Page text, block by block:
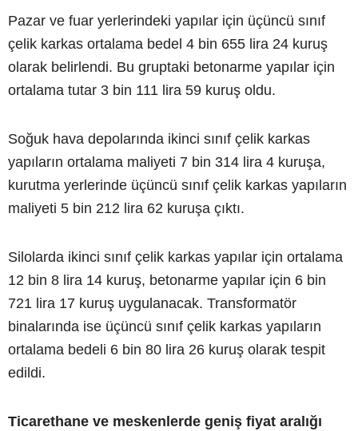
Pazar ve fuar yerlerindeki yapılar için üçüncü sınıf
çelik karkas ortalama bedel 4 bin 655 lira 24 kuruş
olarak belirlendi. Bu gruptaki betonarme yapılar için
ortalama tutar 3 bin 111 lira 59 kuruş oldu.
Soğuk hava depolarında ikinci sınıf çelik karkas
yapıların ortalama maliyeti 7 bin 314 lira 4 kuruşa,
kurutma yerlerinde üçüncü sınıf çelik karkas yapıların
maliyeti 5 bin 212 lira 62 kuruşa çıktı.
Silolarda ikinci sınıf çelik karkas yapılar için ortalama
12 bin 8 lira 14 kuruş, betonarme yapılar için 6 bin
721 lira 17 kuruş uygulanacak. Transformatör
binalarında ise üçüncü sınıf çelik karkas yapıların
ortalama bedeli 6 bin 80 lira 26 kuruş olarak tespit
edildi.
Ticarethane ve meskenlerde geniş fiyat aralığı